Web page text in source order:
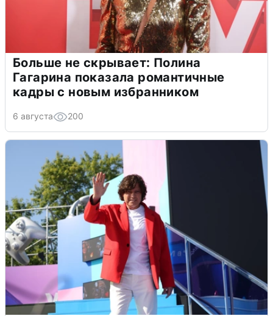
Больше не скрывает: Полина
Гагарина показала романтичные
кадры с новым избранником
6 августа 200